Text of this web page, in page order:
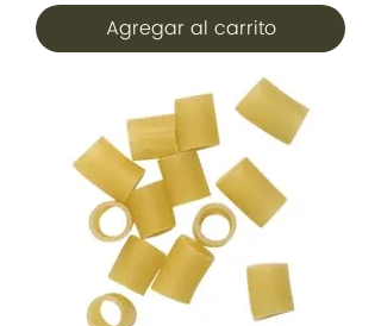
Agregar al carrito